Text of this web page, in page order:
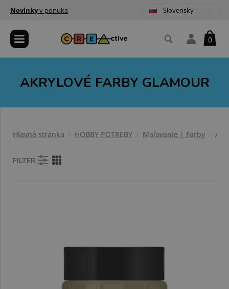
Novinkyv ponuke Slovensky
0
AKRYLOVÉ FARBY GLAMOUR
Hlavná stránka HOBBY POTREBY Maľovanie | Farby
FILTER